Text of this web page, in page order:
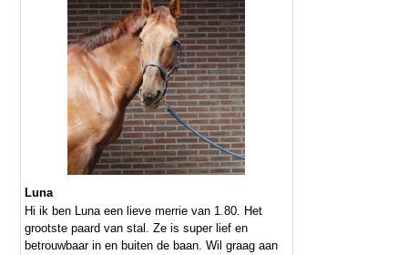
Luna
Hi ik ben Luna een lieve merrie van 1.80. Het
grootste paard van stal. Ze is super lief en
betrouwbaar in en buiten de baan. Wil graag aan